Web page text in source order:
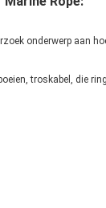
onderwerp aan
troskabel, die